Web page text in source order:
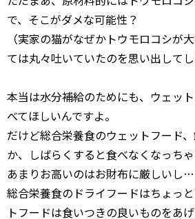
で、そこがダメな可能性？
（実家の猫がなぜかトウモロコシが
ては丸々吐いていたのを思い出してし
本当は水分補給のためにも、ウェッ
べてほしいんですよ。
だけど総合栄養食のウェットフード
か、しばらくすると食べなくなっちゃ
あまりお高いのはお財布に厳しいし…
総合栄養食のドライフードはちょっ
トフードは食いつきの良いものをあ